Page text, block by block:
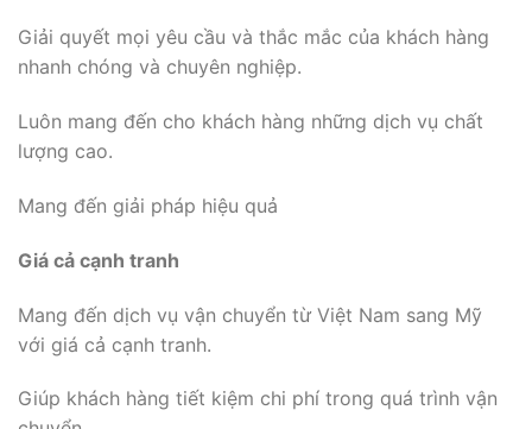
Giải quyết mọi yêu cầu và thắc mắc của khách hàng
nhanh chóng và chuyên nghiệp.
Luôn mang đến cho khách hàng những dịch vụ chất
lượng cao.
Mang đến giải pháp hiệu quả
Giá cả cạnh tranh
Mang đến dịch vụ vận chuyển từ Việt Nam sang Mỹ
với giá cả cạnh tranh.
Giúp khách hàng tiết kiệm chi phí trong quá trình vận